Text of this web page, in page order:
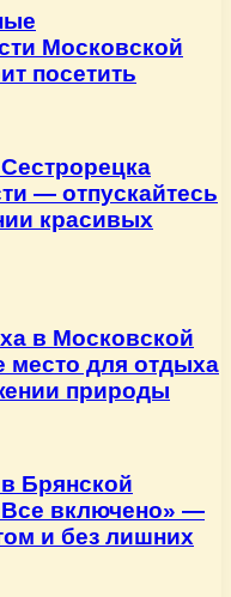
Московской
посетить
— отпускайтесь
красивых
в Московской
место для отдыха
природы
Брянской
включено» —
и без лишних